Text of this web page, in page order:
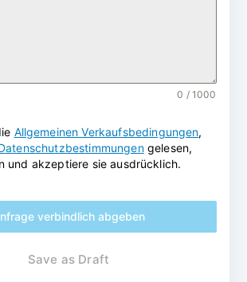
0 / 1000
Allgemeinen Verkaufsbedingungen,
gelesen,
und akzeptiere sie ausdrücklich.
verbindlich abgeben
Save as Draft